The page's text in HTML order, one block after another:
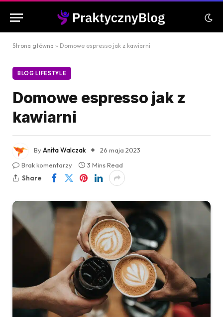
Strona główna » Domowe espresso jak z kawiarni
BLOG LIFESTYLE
Domowe espresso jak z
kawiarni
ByAnita Walczak
26 maja 2023
Brak komentarzy
3 Mins Read
Share